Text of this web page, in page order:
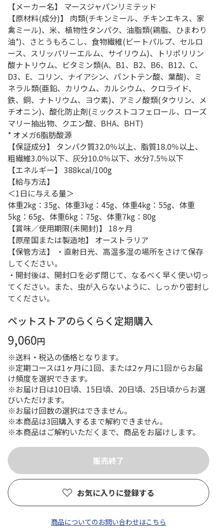
【メーカー名】 マースジャパンリミテッド
【原材料(成分)】 肉類(チキンミール、チキンエキス、家
禽ミール)、米、植物性タンパク、油脂類(鶏脂、ひまわり
油*)、さとうもろこし、食物繊維(ビートパルプ、セルロ
ース、スリッパリーエルム、サイリウム)、トリポリリン
酸ナトリウム、ビタミン類(A、B1、B2、B6、B12、C、
D3、E、コリン、ナイアシン、パントテン酸、葉酸)、ミ
ネラル類(亜鉛、カリウム、カルシウム、クロライド、
鉄、銅、ナトリウム、ヨウ素)、アミノ酸類(タウリン、メ
チオニン)、酸化防止剤(ミックストコフェロール、ローズ
マリー抽出物、クエン酸、BHA、BHT)
* オメガ6脂肪酸源
【保証成分】 タンパク質32.0％以上、脂質18.0％以上、
粗繊維3.0％以下、灰分10.0％以下、水分7.5％以下
【エネルギー】 388kcal/100g
【給与方法】
＜1日に与える量＞
体重2kg：35g、体重3kg：45g、体重4kg：55g、体重
5kg：65g、体重6kg：75g、体重7kg：80g
【賞味／使用期限(未開封)】 18ヶ月
【原産国または製造地】 オーストラリア
【保管方法】 ・直射日光、高温多湿の場所をさけて保存
してください。
・開封後は、開封口を必ず閉じて、なるべく早く使い切っ
てください。また、虫が入らないように、しっかり密封し
てください。
ペットストアのらくらく定期購入
9,060円
※送料・税込の価格となります。
※定期コースは1ヶ月に1回、または2ヶ月に1回からお届
け頻度を選択できます。
※お届け日は10日頃、15日頃、20日頃、25日頃からお選
びいただけます。
※お届け回数の選択はできません。
※本商品は3回購入するまで解約できません。
※本商品はご解約いただくまで、商品をお届けします。
お気に入りに登録する
商品についてのお問い合わせはこちら